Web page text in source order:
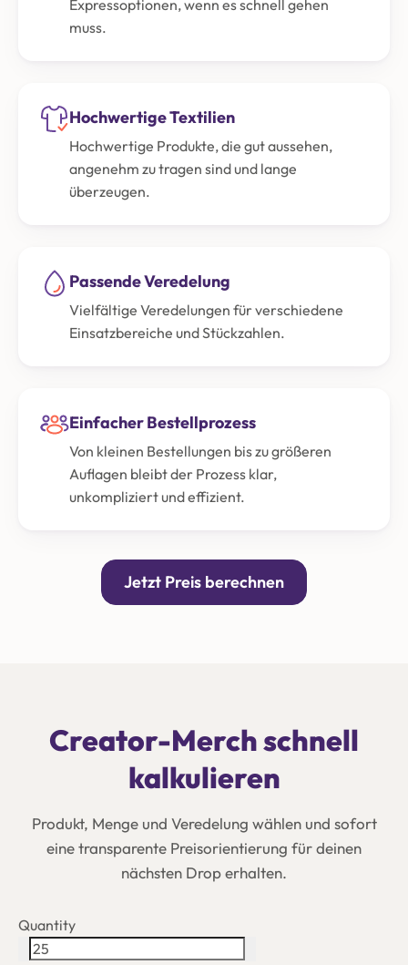
Expressoptionen, wenn es schnell gehen
muss.
Hochwertige Textilien
Hochwertige Produkte, die gut aussehen,
angenehm zu tragen sind und lange
überzeugen.
Passende Veredelung
Vielfältige Veredelungen für verschiedene
Einsatzbereiche und Stückzahlen.
Einfacher Bestellprozess
Von kleinen Bestellungen bis zu größeren
Auflagen bleibt der Prozess klar,
unkompliziert und effizient.
Jetzt Preis berechnen
Creator-Merch schnell
kalkulieren
Produkt, Menge und Veredelung wählen und sofort
eine transparente Preisorientierung für deinen
nächsten Drop erhalten.
Quantity